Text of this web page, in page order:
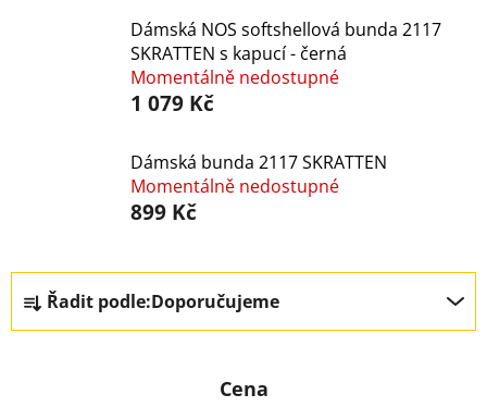
Dámská NOS softshellová bunda 2117
SKRATTEN s kapucí - černá
Momentálně nedostupné
1 079 Kč
Dámská bunda 2117 SKRATTEN
Momentálně nedostupné
899 Kč
Ř
a
z
Řadit podle:Doporučujeme
Cena